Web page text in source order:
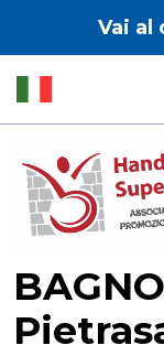
Vai al